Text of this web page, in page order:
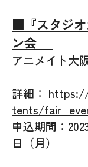
■『スタジ
ン会
アニメイト大
詳細： https://
tents/
申込期間：
日（月）